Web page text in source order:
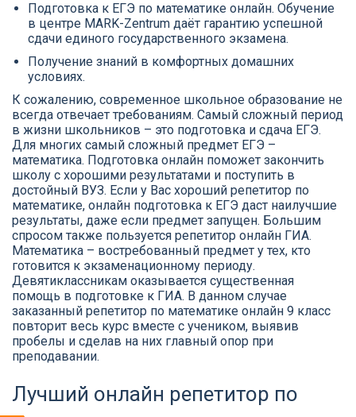
Подготовка к ЕГЭ по математике онлайн. Обучение
в центре MARK-Zentrum даёт гарантию успешной
сдачи единого государственного экзамена.
Получение знаний в комфортных домашних
условиях.
К сожалению, современное школьное образование не
всегда отвечает требованиям. Самый сложный период
в жизни школьников – это подготовка и сдача ЕГЭ.
Для многих самый сложный предмет ЕГЭ –
математика. Подготовка онлайн поможет закончить
школу с хорошими результатами и поступить в
достойный ВУЗ. Если у Вас хороший репетитор по
математике, онлайн подготовка к ЕГЭ даст наилучшие
результаты, даже если предмет запущен. Большим
спросом также пользуется репетитор онлайн ГИА.
Математика – востребованный предмет у тех, кто
готовится к экзаменационному периоду.
Девятиклассникам оказывается существенная
помощь в подготовке к ГИА. В данном случае
заказанный репетитор по математике онлайн 9 класс
повторит весь курс вместе с учеником, выявив
пробелы и сделав на них главный опор при
преподавании.
Лучший онлайн репетитор по